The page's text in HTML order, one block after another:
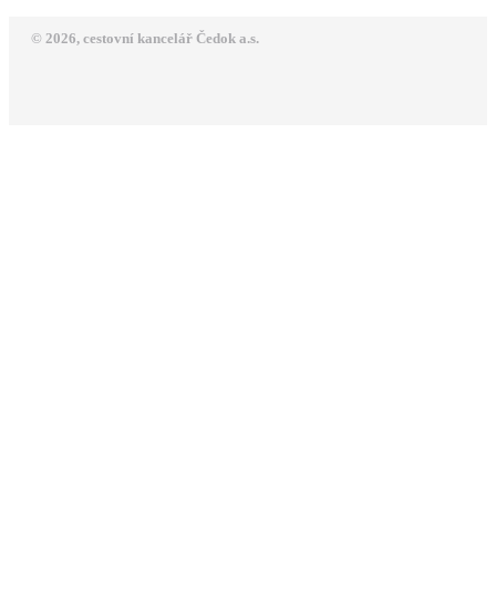
© 2026, cestovní kancelář Čedok a.s.